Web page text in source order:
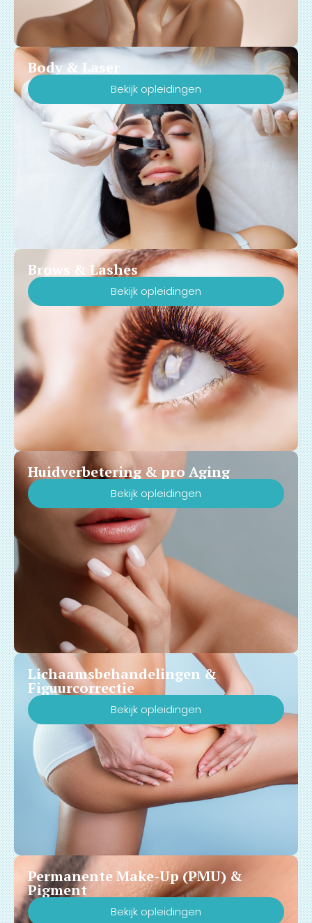
Body & Laser
Bekijk opleidingen
Brows & Lashes
Bekijk opleidingen
Huidverbetering & pro Aging
Bekijk opleidingen
Lichaamsbehandelingen &
Figuurcorrectie
Bekijk opleidingen
Permanente Make-Up (PMU) &
Pigment
Bekijk opleidingen